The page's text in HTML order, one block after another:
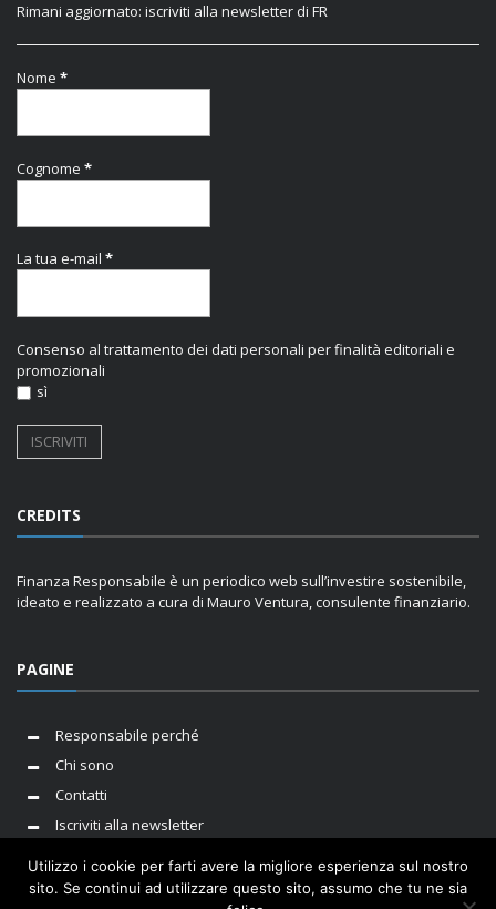
Rimani aggiornato: iscriviti alla newsletter di FR
Nome *
Cognome *
La tua e-mail *
Consenso al trattamento dei dati personali per finalità editoriali e
promozionali
sì
CREDITS
Finanza Responsabile è un periodico web sull’investire sostenibile,
ideato e realizzato a cura di Mauro Ventura, consulente finanziario.
PAGINE
Responsabile perché
Chi sono
Contatti
Iscriviti alla newsletter
Utilizzo i cookie per farti avere la migliore esperienza sul nostro
sito. Se continui ad utilizzare questo sito, assumo che tu ne sia